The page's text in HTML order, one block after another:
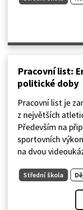
Pracovní list:
politické doby
Pracovní list je
z největších
Především na
sportovních
na dvou
Střední škola